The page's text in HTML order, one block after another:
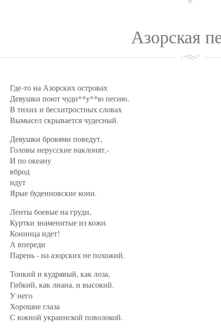
Азорская
Где-то на Азорских островах
Девушки поют чудн**у**ю песню.
В тихих и бесхитростных словах
Вымысел скрывается чудесный.
Девушки бровями поведут,
Головы нерусские наклонят,-
И по океану
вброд
идут
Ярые буденновские кони.
Ленты боевые на груди,
Куртки знаменитые из кожи.
Конница идет!
А впереди
Парень - на азорских не похожий.
Тонкий и кудрявый, как лоза,
Гибкий, как лиана, и высокий.
У него
Хорошие глаза
С южной украинской поволокой.